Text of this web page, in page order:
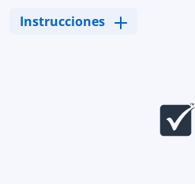
Instrucciones